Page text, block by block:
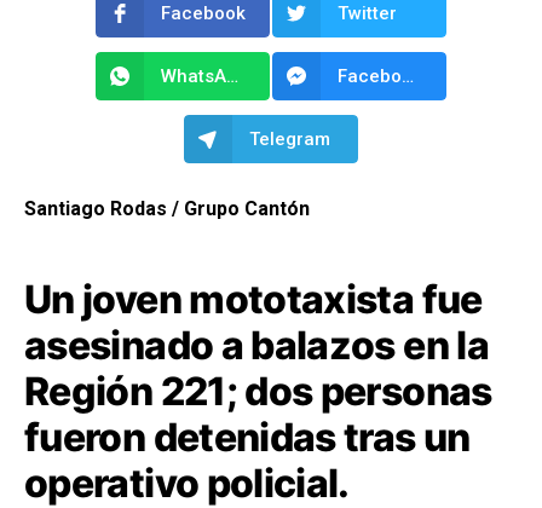
Facebook Twitter
WhatsApp Facebook Messenger
Telegram
Santiago Rodas / Grupo Cantón
Un joven mototaxista fue
asesinado a balazos en la
Región 221; dos personas
fueron detenidas tras un
operativo policial.